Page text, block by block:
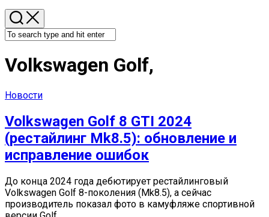
Volkswagen Golf,
Новости
Volkswagen Golf 8 GTI 2024
(рестайлинг Mk8.5): обновление и
исправление ошибок
До конца 2024 года дебютирует рестайлинговый
Volkswagen Golf 8-поколения (Mk8.5), а сейчас
производитель показал фото в камуфляже спортивной